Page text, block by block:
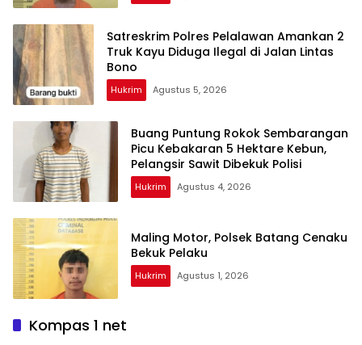
Satreskrim Polres Pelalawan Amankan 2
Truk Kayu Diduga Ilegal di Jalan Lintas
Bono
Hukrim Agustus 5, 2026
Buang Puntung Rokok Sembarangan
Picu Kebakaran 5 Hektare Kebun,
Pelangsir Sawit Dibekuk Polisi
Hukrim Agustus 4, 2026
Maling Motor, Polsek Batang Cenaku
Hukrim Agustus 1, 2026
Kompas 1 net